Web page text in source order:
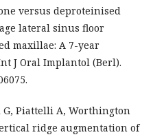
versus deproteinised
lateral sinus floor
maxillae: A 7-year
J Oral Implantol (Berl).
G, Piattelli A, Worthington
ridge augmentation of